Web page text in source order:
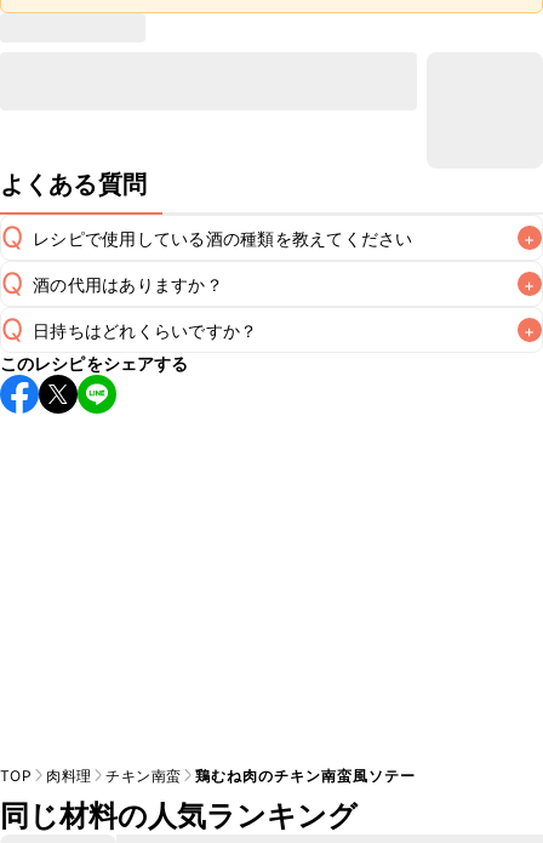
よくある質問
Q レシピで使用している酒の種類を教えてください +
A
Q 酒の代用はありますか？ +
A
Q 日持ちはどれくらいですか？ +
保存期間は冷蔵で当日中が目安です。なるべくお早めにお召
し上がりください。
このレシピをシェアする
TOP 肉料理 チキン南蛮 鶏むね肉のチキン南蛮風ソテー
同じ材料の人気ランキング